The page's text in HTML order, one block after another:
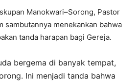
Manokwari–Sorong, Pastor
sambutannya menekankan bahwa
tanda harapan bagi Gereja.
bergema di banyak tempat,
Ini menjadi tanda bahwa